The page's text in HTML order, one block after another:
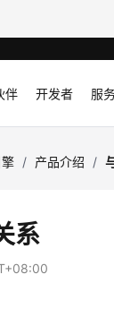
伴 开发者 服
/ 产品介绍 /
系